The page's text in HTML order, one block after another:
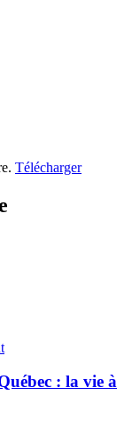
Télécharger
: la vie à